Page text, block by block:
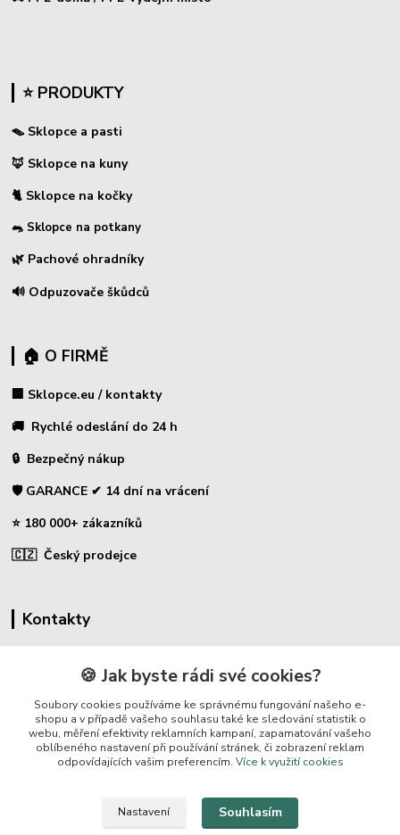
⭐ PRODUKTY
🪤 Sklopce a pasti
🦊 Sklopce na kuny
🐈 Sklopce na kočky
🐀 Sklopce na potkany
🌿 Pachové ohradníky
🔊 Odpuzovače škůdců
🏠 O FIRMĚ
🏢 Sklopce.eu / kontakty
🚚 Rychlé odeslání do 24 h
🔒 Bezpečný nákup
🛡️ GARANCE ✔ 14 dní na vrácení
⭐ 180 000+ zákazníků
🇨🇿 Český prodejce
Kontakty
🛡️ Zákaznická podpora
📞 728 007 997
⏰ Po-Pá | 7:00 - 13:30 |
info@repulse.cz
🍪 Jak byste rádi své cookies?
Soubory cookies používáme ke správnému fungování našeho e-
shopu a v případě vašeho souhlasu také ke sledování statistik o
webu, měření efektivity reklamních kampaní, zapamatování vašeho
oblíbeného nastavení při používání stránek, či zobrazení reklam
odpovídajících vašim preferencím. Více k využití cookies
Nastavení Souhlasím